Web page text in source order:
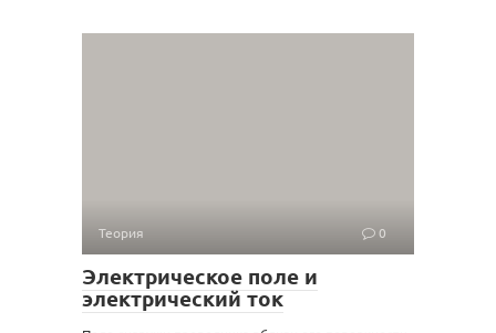
Теория 0
Электрическое поле и
электрический ток